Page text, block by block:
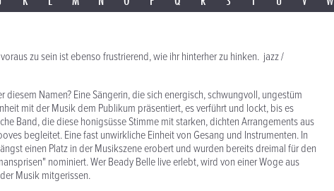
zu sein ist ebenso frustrierend, wie ihr hinterher zu hinken. jazz /
diesem Namen? Eine Sängerin, die sich energisch, schwungvoll, ungestüm
mit der Musik dem Publikum präsentiert, es verführt und lockt, bis es
Band, die diese honigsüsse Stimme mit starken, dichten Arrangements aus
begleitet. Eine fast unwirkliche Einheit von Gesang und Instrumenten. In
einen Platz in der Musikszene erobert und wurden bereits dreimal für den
nominiert. Wer Beady Belle live erlebt, wird von einer Woge aus
Musik mitgerissen.